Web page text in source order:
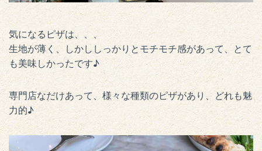
気になるピザは、、、
生地が薄く、しかししっかりとモチモチ感があって、とて
も美味しかったです♪
専門店なだけあって、様々な種類のピザがあり、どれも魅
力的♪